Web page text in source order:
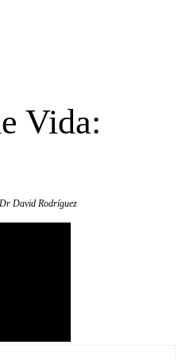
Vida:
David Rodríguez